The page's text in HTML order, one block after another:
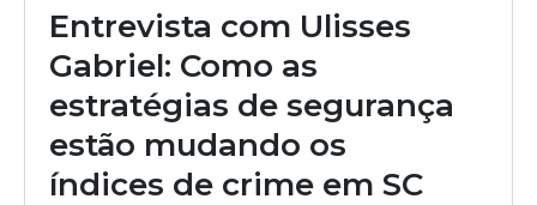
Entrevista com Ulisses
Gabriel: Como as
estratégias de segurança
estão mudando os
índices de crime em SC